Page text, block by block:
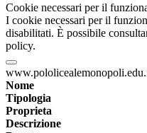
Cookie necessari per il
I cookie necessari per il
disabilitati. È possibile
policy.
Nome
Tipologia
Proprieta
Descrizione